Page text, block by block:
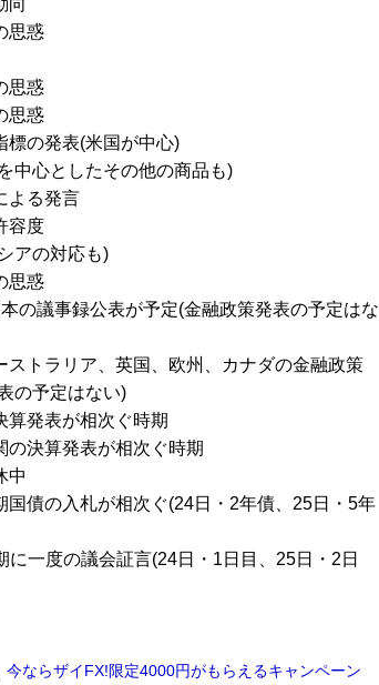
向
思惑
思惑
思惑
標の発表(米国が中心)
中心としたその他の商品も)
よる発言
容度
アの対応も)
思惑
の議事録公表が予定(金融政策発表の予定はな
トラリア、英国、欧州、カナダの金融政策
の予定はない)
算発表が相次ぐ時期
の決算発表が相次ぐ時期
中
国債の入札が相次ぐ(24日・2年債、25日・5年
に一度の議会証言(24日・1日目、25日・2日
ならザイFX!限定4000円がもらえるキャンペーン